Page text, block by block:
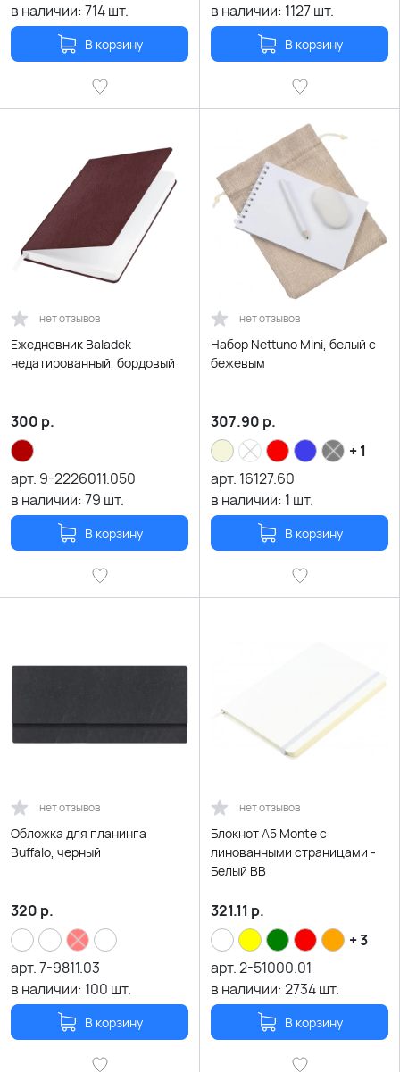
в наличии:714шт.
В корзину
в наличии: 1127шт.
В корзину
нет отзывов
Ежедневник Baladek
недатированный, бордовый
300 р.
арт. 9-2226011.050
в наличии:79 шт.
В корзину
нет отзывов
Набор Nettuno Mini, белый с
бежевым
307.90 р.
+ 1
арт. 16127.60
в наличии: 1 шт.
В корзину
нет отзывов
Обложка для планинга
Buffalo, черный
320 р.
арт.7-9811.03
в наличии: 100 шт.
В корзину
нет отзывов
Блокнот A5 Monte с
линованными страницами -
Белый BB
321.11 р.
+ 3
арт.2-51000.01
в наличии:2734шт.
В корзину